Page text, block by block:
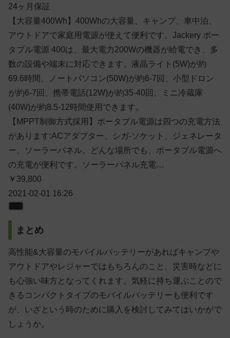
24ヶ月保証
【大容量400Wh】400Whの大容量、キャンプ、車中泊、
アウトドアで家庭用電源が使えて便利です。Jackery ポー
タブル電源 400は、最大電力200Wの機器が給電でき、多
数の設備や端末に対応できます。液晶ライト(5W)が約
69.6時間、ノートパソコン(50W)が約6-7回、小型ドロン
が約6-7回、携帯電話(12W)が約35-40回、ミニ冷蔵庫
(40W)が約8.5-12時間使用できます。
【MPPT制御方式採用】ポータブル電源は四つの充電方法
があります:ACアダプター、シガ-ソケット、ジェネレータ
ー、ソーラーパネル。どんな場所でも、ポータブル電源へ
の充電が便利です。ソーラーパネル充電…
￥39,800
2021-02-01 16:26
まとめ
高性能&大容量のモバイルバッテリーがあればキャンプや
アウトドアやレジャーではもちろんのこと、災害時などに
も心強い味方となってくれます。気軽に持ち運ぶことので
きるコンパクトタイプのモバイルバッテリーも便利です
が、いざという時のために購入を検討してみてはいかがで
しょうか。